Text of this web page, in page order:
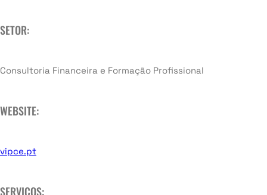
SETOR:
Consultoria Financeira e Formação Profissional
WEBSITE:
vipce.pt
SERVIÇOS: